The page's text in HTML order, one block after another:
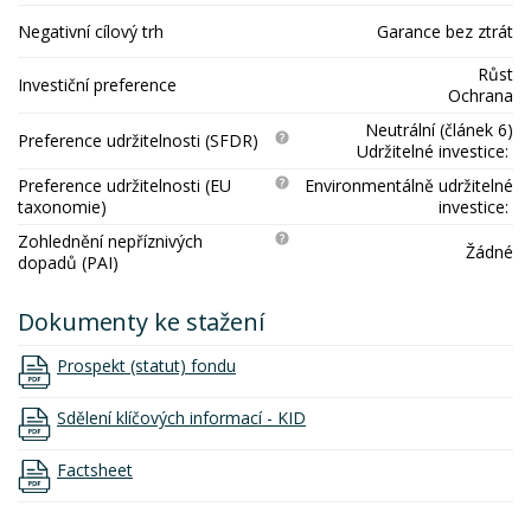
Negativní cílový trh
Garance bez ztrát
Investiční preference
Růst
Ochrana
Preference udržitelnosti (SFDR)
Neutrální (článek 6)
Udržitelné investice:
Preference udržitelnosti (EU
taxonomie)
Environmentálně udržitelné
investice:
Zohlednění nepříznivých
dopadů (PAI)
Žádné
Dokumenty ke stažení
Prospekt (statut) fondu
Sdělení klíčových informací - KID
Factsheet